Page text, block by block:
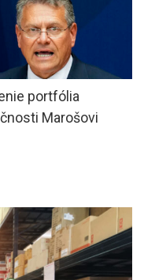
portfólia
Marošovi